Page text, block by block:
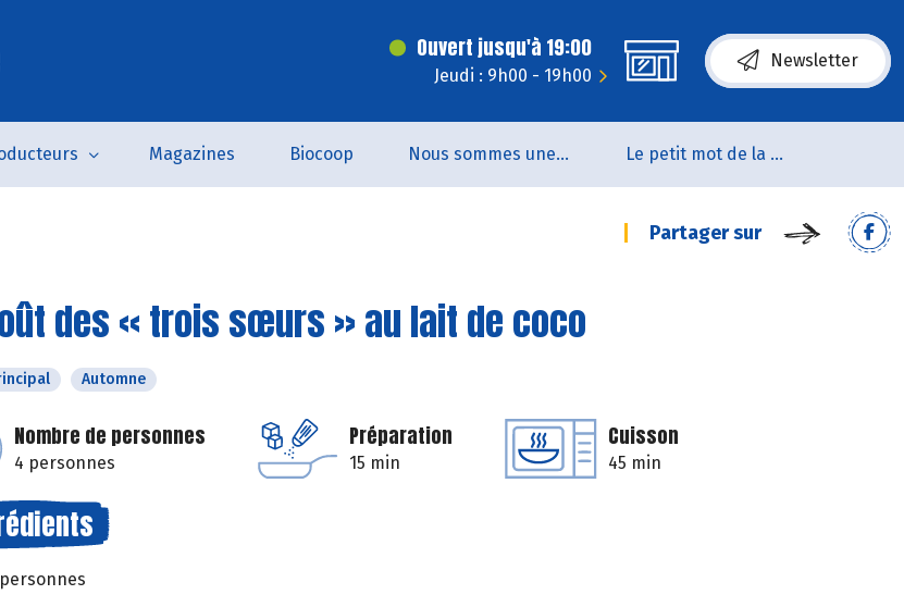
Ouvert jusqu'à 19:00
Jeudi : 9h00 - 19h00
Newsletter
Magazines Biocoop Nous sommes une coopérative de salarié.es Le petit mot de la naturo
Partager sur
des « trois sœurs » au lait de coco
Automne
Nombre de personnes
4 personnes
Préparation
15 min
Cuisson
45 min